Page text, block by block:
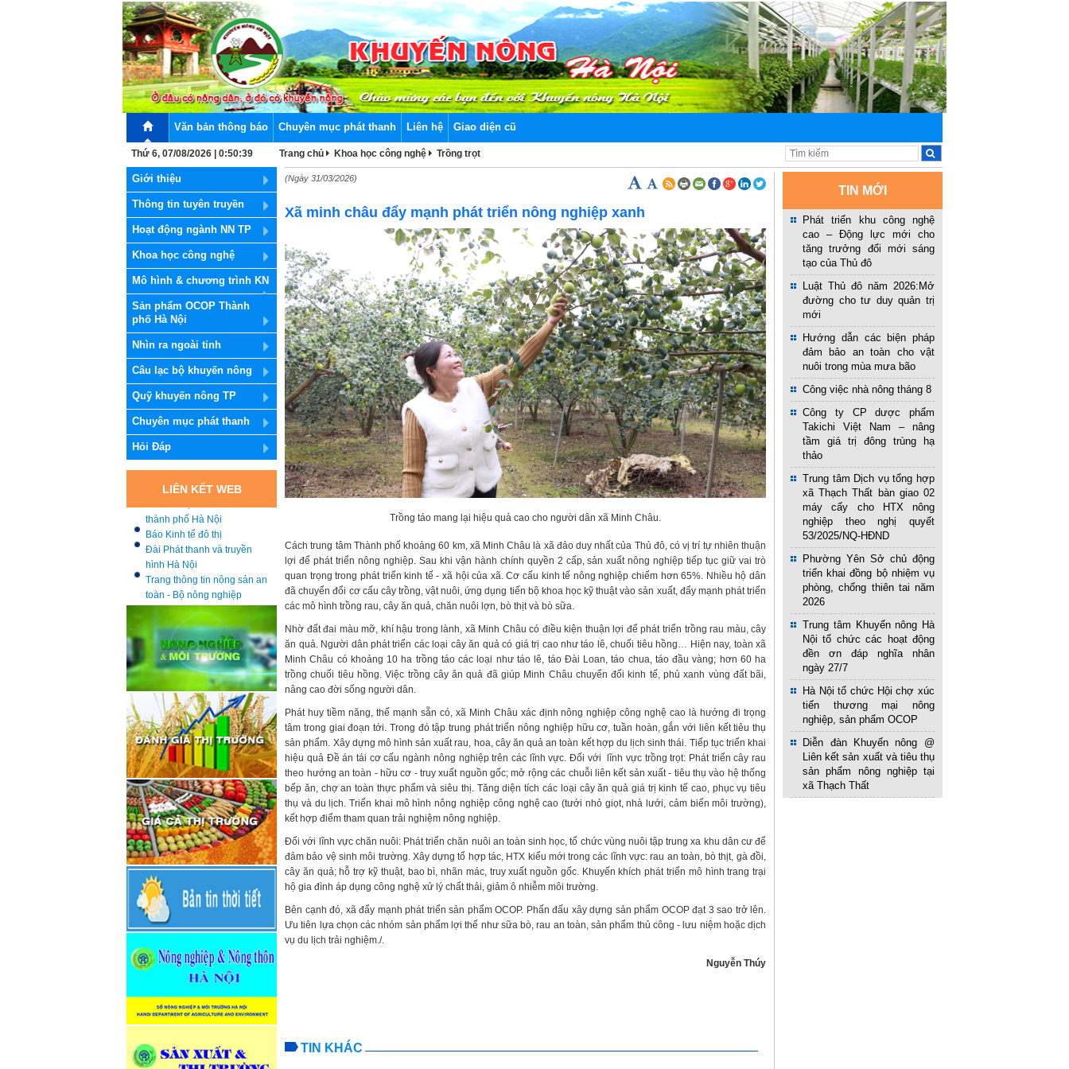
Văn bản thông báo Chuyên mục phát thanh Liên hệ Giao diện cũ
Thứ 6, 07/08/2026 | 0:50:39 Trang chủ Khoa học công nghệ Trồng trọt
Giới thiệu
Thông tin tuyên truyền
Hoạt động ngành NN TP
Khoa học công nghệ
Mô hình & chương trình KN
Sản phẩm OCOP Thành
phố Hà Nội
Nhìn ra ngoài tỉnh
Câu lạc bộ khuyến nông
Quỹ khuyến nông TP
Chuyên mục phát thanh
Hỏi Đáp
LIÊN KẾT WEB
Báo nhân dân
Sở Kế hoạch và đầu tư
thành phố Hà Nội
Báo Kinh tế đô thị
Đài Phát thanh và truyền
hình Hà Nội
Trang thông tin nông sản an
toàn - Bộ nông nghiệp
Trung tâm Khuyến nông
Quốc Gia
Trung tâm Khuyến nông
tỉnh Bắc Giang
Cục chăn nuôi
Cục trồng trọt
Liên hiệp các Hội Khoa học
và Kỹ thuật Hà Nội
Trung tâm Khuyến nông Hải
Phòng
Trang thông tin điện tử
Tổng cục Khí tượng Thủy
Văn
Sở nông nghiệp và Phát
triển nông thôn Hà Nội
Trung tâm khuyến nông Hà
Nội
UBND Thành phố Hà Nội
Bộ Nông nghiệp và PTNT
Báo nông nghiệp Việt Nam
Báo Hà Nội mới
Báo kinh tế nông thôn
(Ngày 31/03/2026)
Xã minh châu đẩy mạnh phát triển nông nghiệp xanh
Trồng táo mang lại hiệu quả cao cho người dân xã Minh Châu.
Cách trung tâm Thành phố khoảng 60 km, xã Minh Châu là xã đảo duy nhất của Thủ đô, có vị trí tự nhiên thuận
lợi để phát triển nông nghiệp. Sau khi vận hành chính quyền 2 cấp, sản xuất nông nghiệp tiếp tục giữ vai trò
quan trọng trong phát triển kinh tế - xã hội của xã. Cơ cấu kinh tế nông nghiệp chiếm hơn 65%. Nhiều hộ dân
đã chuyển đổi cơ cấu cây trồng, vật nuôi, ứng dụng tiến bộ khoa học kỹ thuật vào sản xuất, đẩy mạnh phát triển
các mô hình trồng rau, cây ăn quả, chăn nuôi lợn, bò thịt và bò sữa.
Nhờ đất đai màu mỡ, khí hậu trong lành, xã Minh Châu có điều kiện thuận lợi để phát triển trồng rau màu, cây
ăn quả. Người dân phát triển các loại cây ăn quả có giá trị cao như táo lê, chuối tiêu hồng… Hiện nay, toàn xã
Minh Châu có khoảng 10 ha trồng táo các loại như táo lê, táo Đài Loan, táo chua, táo đầu vàng; hơn 60 ha
trồng chuối tiêu hồng. Việc trồng cây ăn quả đã giúp Minh Châu chuyển đổi kinh tế, phủ xanh vùng đất bãi,
nâng cao đời sống người dân.
Phát huy tiềm năng, thế mạnh sẵn có, xã Minh Châu xác định nông nghiệp công nghệ cao là hướng đi trọng
tâm trong giai đoạn tới. Trong đó tập trung phát triển nông nghiệp hữu cơ, tuần hoàn, gắn với liên kết tiêu thụ
sản phẩm. Xây dựng mô hình sản xuất rau, hoa, cây ăn quả an toàn kết hợp du lịch sinh thái. Tiếp tục triển khai
hiệu quả Đề án tái cơ cấu ngành nông nghiệp trên các lĩnh vực. Đối với lĩnh vực trồng trọt: Phát triển cây rau
theo hướng an toàn - hữu cơ - truy xuất nguồn gốc; mở rộng các chuỗi liên kết sản xuất - tiêu thụ vào hệ thống
bếp ăn, chợ an toàn thực phẩm và siêu thị. Tăng diện tích các loại cây ăn quả giá trị kinh tế cao, phục vụ tiêu
thụ và du lịch. Triển khai mô hình nông nghiệp công nghệ cao (tưới nhỏ giọt, nhà lưới, cảm biến môi trường),
kết hợp điểm tham quan trải nghiệm nông nghiệp.
Đối với lĩnh vực chăn nuôi: Phát triển chăn nuôi an toàn sinh học, tổ chức vùng nuôi tập trung xa khu dân cư để
đảm bảo vệ sinh môi trường. Xây dựng tổ hợp tác, HTX kiểu mới trong các lĩnh vực: rau an toàn, bò thịt, gà đồi,
cây ăn quả; hỗ trợ kỹ thuật, bao bì, nhãn mác, truy xuất nguồn gốc. Khuyến khích phát triển mô hình trang trại
hộ gia đình áp dụng công nghệ xử lý chất thải, giảm ô nhiễm môi trường.
Bên cạnh đó, xã đẩy mạnh phát triển sản phẩm OCOP. Phấn đấu xây dựng sản phẩm OCOP đạt 3 sao trở lên.
Ưu tiên lựa chọn các nhóm sản phẩm lợi thế như sữa bò, rau an toàn, sản phẩm thủ công - lưu niệm hoặc dịch
vụ du lịch trải nghiệm./.
Nguyễn Thúy
TIN KHÁC
TIN MỚI
Phát triển khu công nghệ
cao – Động lực mới cho
tăng trưởng đổi mới sáng
tạo của Thủ đô
Luật Thủ đô năm 2026:Mở
đường cho tư duy quản trị
mới
Hướng dẫn các biện pháp
đảm bảo an toàn cho vật
nuôi trong mùa mưa bão
Công việc nhà nông tháng 8
Công ty CP dược phẩm
Takichi Việt Nam – nâng
tầm giá trị đông trùng hạ
thảo
Trung tâm Dịch vụ tổng hợp
xã Thạch Thất bàn giao 02
máy cấy cho HTX nông
nghiệp theo nghị quyết
53/2025/NQ-HĐND
Phường Yên Sở chủ động
triển khai đồng bộ nhiệm vụ
phòng, chống thiên tai năm
2026
Trung tâm Khuyến nông Hà
Nội tổ chức các hoạt động
đền ơn đáp nghĩa nhân
ngày 27/7
Hà Nội tổ chức Hội chợ xúc
tiến thương mại nông
nghiệp, sản phẩm OCOP
Diễn đàn Khuyến nông @
Liên kết sản xuất và tiêu thụ
sản phẩm nông nghiệp tại
xã Thạch Thất